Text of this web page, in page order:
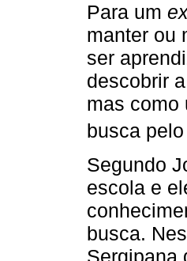
Para um
manter ou
ser
descobrir
mas como
busca
Segundo
escola e
busca.
Sergipana